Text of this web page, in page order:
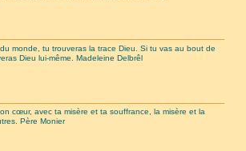
monde, tu trouveras la trace Dieu. Si tu vas au bout de
Dieu lui-même. Madeleine Delbrêl
cœur, avec ta misère et ta souffrance, la misère et la
Père Monier